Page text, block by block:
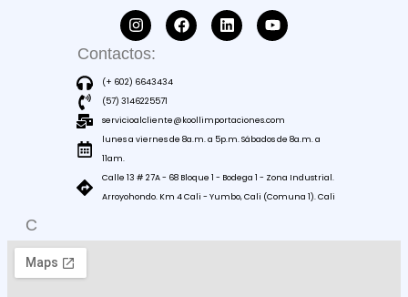
Contactos:
(+ 602) 6643434
(57) 3146225571
servicioalcliente@koollimportaciones.com
lunes a viernes de 8a.m. a 5p.m. Sábados de 8a.m. a
11am.
Calle 13 # 27A - 68 Bloque 1 - Bodega 1 - Zona Industrial.
Arroyohondo. Km 4 Cali - Yumbo, Cali (Comuna 1). Cali
C
O
M
O